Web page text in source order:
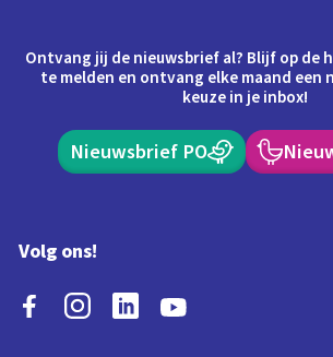
Ontvang jij de nieuwsbrief al? Blijf op de
te melden en ontvang elke maand een
keuze in je inbox!
Nieuwsbrief PO
Volg ons!